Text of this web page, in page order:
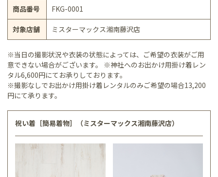
商品番号 FKG-0001
対象店舗 ミスターマックス湘南藤沢店
※当日の撮影状況や衣装の状態によっては、ご希望の衣装がご用
意できない場合がございます。 ※神社へのお出かけ用掛け着レン
タル6,600円にてお承りしております。
※撮影なしでお出かけ用掛け着レンタルのみご希望の場合13,200
円にて承ります。
祝い着［簡易着物］（ミスターマックス湘南藤沢店）